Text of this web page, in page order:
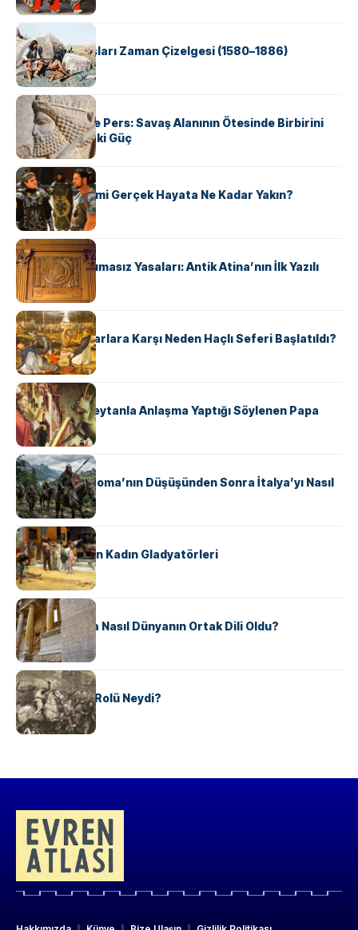
KÜLTÜR
Apache Savaşları Zaman Çizelgesi (1580–1886)
KÜLTÜR
Antik Yunan ve Pers: Savaş Alanının Ötesinde Birbirini
Şekillendiren İki Güç
KÜLTÜR
‘Gladiator’ Filmi Gerçek Hayata Ne Kadar Yakın?
KÜLTÜR
Draco’nun Acımasız Yasaları: Antik Atina’nın İlk Yazılı
Hukuk Kodu
KÜLTÜR
Avrupalı ​​Katharlara Karşı Neden Haçlı Seferi Başlatıldı?
KÜLTÜR
II. Silvester: Şeytanla Anlaşma Yaptığı Söylenen Papa
KÜLTÜR
Ostrogotlar Roma’nın Düşüşünden Sonra İtalya’yı Nasıl
Ele Geçirdi?
KÜLTÜR
Antik Roma’nın Kadın Gladyatörleri
KÜLTÜR
Antik Yunanca Nasıl Dünyanın Ortak Dili Oldu?
KÜLTÜR
Valdensler’in Rolü Neydi?